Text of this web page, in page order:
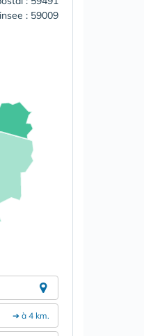
: 59009
➔ à 4 km.